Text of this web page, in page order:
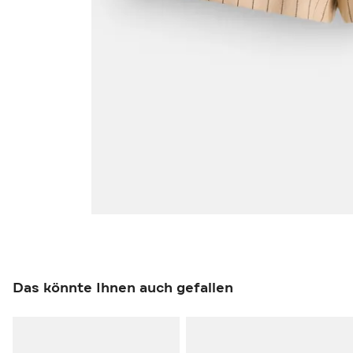
Das könnte Ihnen auch gefallen